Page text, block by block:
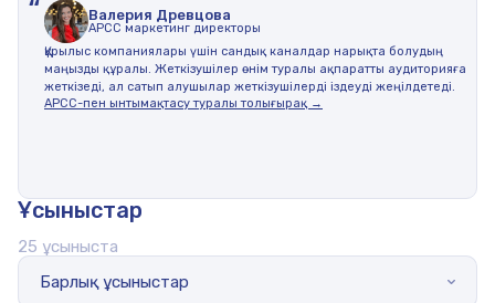
“ Валерия Древцова
АPCC маркетинг директоры
Құрылыс компаниялары үшін сандық каналдар нарықта болудың
маңызды құралы. Жеткізушілер өнім туралы ақпаратты аудиторияға
жеткізеді, ал сатып алушылар жеткізушілерді іздеуді жеңілдетеді.
АРСС-пен ынтымақтасу туралы толығырақ →
Ұсыныстар
Барлық ұсыныстар
25 ұсыныста